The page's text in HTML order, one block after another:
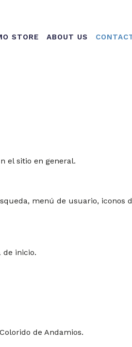
STORE ABOUT US
el sitio en general.
menú de usuario, iconos
de inicio.
de Andamios.